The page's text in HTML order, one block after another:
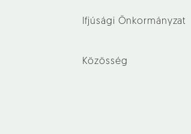
Ifjúsági Önkormányzat
Közösség